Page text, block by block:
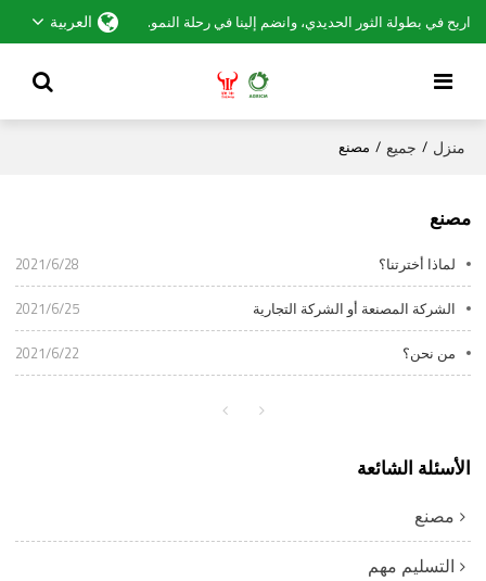
اربح في بطولة الثور الحديدي، وانضم إلينا في رحلة النمو. العربية
منزل / جميع / مصنع
مصنع
لماذا أخترتنا؟ 2021/6/28
الشركة المصنعة أو الشركة التجارية 2021/6/25
من نحن؟ 2021/6/22
الأسئلة الشائعة
مصنع
التسليم مهم